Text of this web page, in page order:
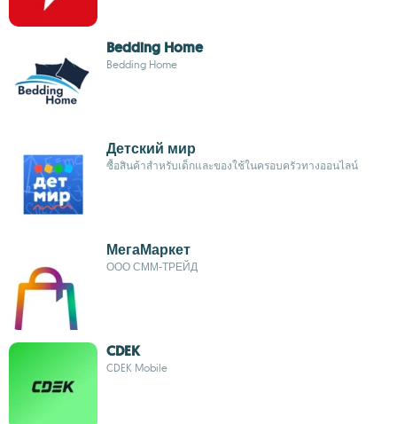
Bedding Home
Bedding Home
Детский мир
ซื้อสินค้าสำหรับเด็กและของใช้ในครอบครัวทางออนไลน์
МегаМаркет
ООО СММ-ТРЕЙД
CDEK
CDEK Mobile